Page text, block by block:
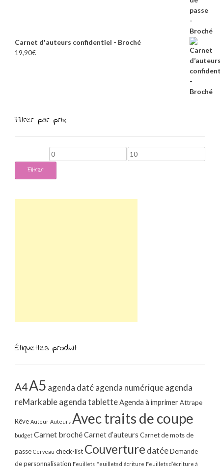
Carnet d'auteurs confidentiel - Broché
19,90€
Filtrer par prix
Prix
Prix
Filtrer
Étiquettes produit
A4A5 agenda datéagenda numériqueagenda
reMarkableagenda tabletteAgenda à imprimerAttrape
Rêve Auteur Auteurs Avec traits de coupe
budget Carnet brochéCarnet d’auteurs Carnet de mots de
passe Cerveau check-list Couverture datéeDemande
de personnalisation Feuillets Feuillets d’écriture Feuillets d’écriture à